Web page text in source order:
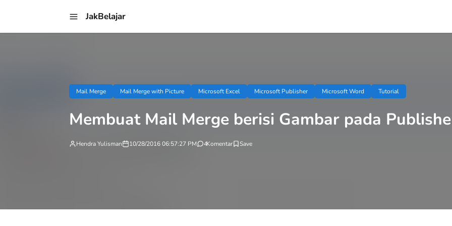
JakBelajar
Mail Merge Mail Merge with Picture Microsoft Excel Microsoft Publisher Microsoft Word Tutorial
Membuat Mail Merge berisi Gambar pada
Hendra Yulisman 10/28/2016 06:57:27 PM 4Komentar